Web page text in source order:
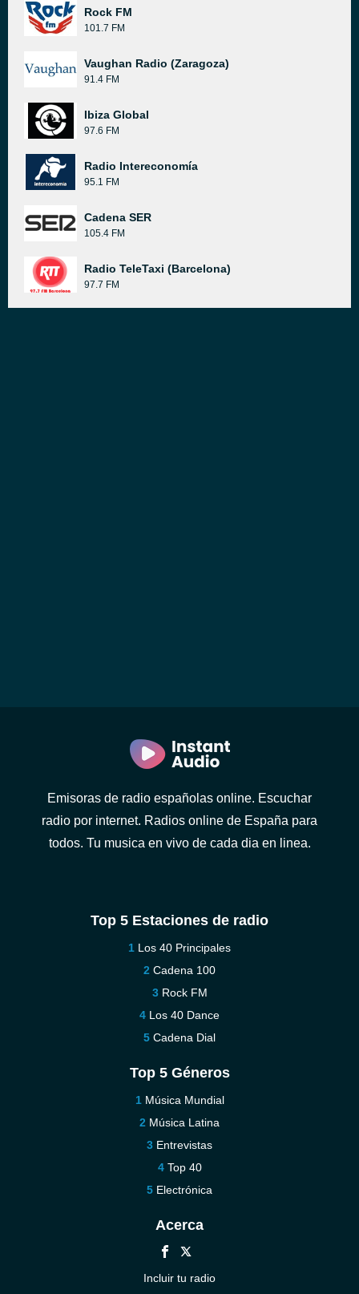
Rock FM
101.7 FM
Vaughan Radio (Zaragoza)
91.4 FM
Ibiza Global
97.6 FM
Radio Intereconomía
95.1 FM
Cadena SER
105.4 FM
Radio TeleTaxi (Barcelona)
97.7 FM
Emisoras de radio españolas online. Escuchar
radio por internet. Radios online de España para
todos. Tu musica en vivo de cada dia en linea.
Top 5 Estaciones de radio
Los 40 Principales
Cadena 100
Rock FM
Los 40 Dance
Cadena Dial
Top 5 Géneros
Música Mundial
Música Latina
Entrevistas
Top 40
Electrónica
Acerca
Incluir tu radio